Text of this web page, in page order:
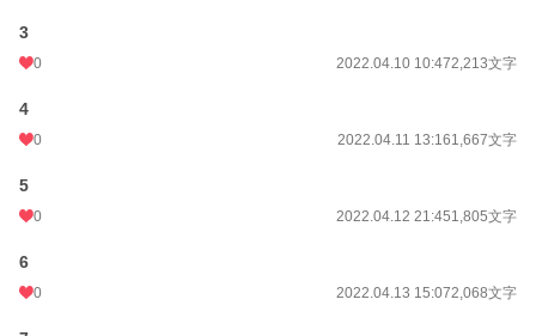
3
0 2022.04.10 10:472,213文字
4
0 2022.04.11 13:161,667文字
5
0 2022.04.12 21:451,805文字
6
0 2022.04.13 15:072,068文字